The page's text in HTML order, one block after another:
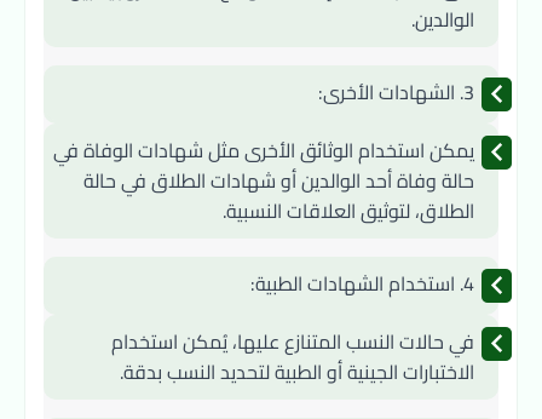
الوالدين.
3. الشهادات الأخرى:
الطلاق، لتوثيق العلاقات النسبية.
4. استخدام الشهادات الطبية:
الاختبارات الجينية أو الطبية لتحديد النسب بدقة.